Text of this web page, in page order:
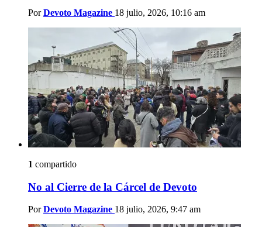
Por Devoto Magazine 18 julio, 2026, 10:16 am
1 compartido
No al Cierre de la Cárcel de Devoto
Por Devoto Magazine 18 julio, 2026, 9:47 am